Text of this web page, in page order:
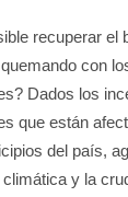
recuperar el
con
Dados los
que están
del país,
y la